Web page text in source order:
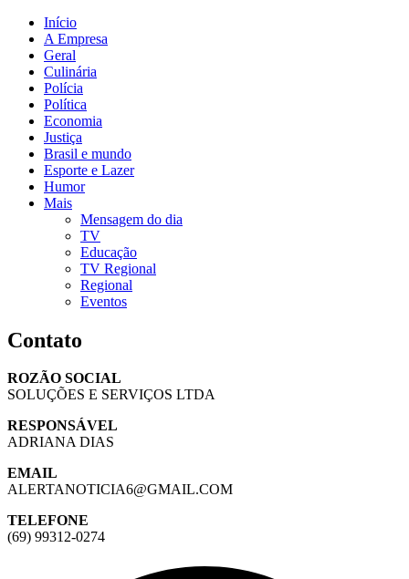
Início
A Empresa
Geral
Culinária
Polícia
Política
Economia
Justiça
Brasil e mundo
Esporte e Lazer
Humor
Mais
Mensagem do dia
TV
Educação
TV Regional
Regional
Eventos
Contato
ROZÃO SOCIAL
SOLUÇÕES E SERVIÇOS LTDA
RESPONSÁVEL
ADRIANA DIAS
EMAIL
ALERTANOTICIA6@GMAIL.COM
TELEFONE
(69) 99312-0274